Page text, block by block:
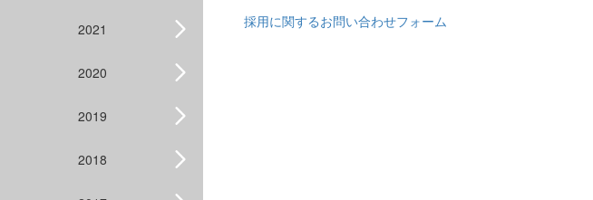
採用に関するお問い合わせフォーム
2021
2020
2019
2018